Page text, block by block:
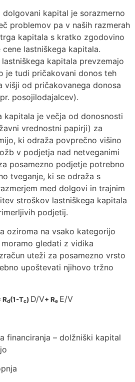
kapital je sorazmerno
problemov pa v naših razmerah
kapitala s kratko zgodovino
lastniškega kapitala.
kapitala prevzemajo
je tudi pričakovani donos teh
višji od pričakovanega donosa
posojilodajalcev).
kapitala je večja od donosnosti
vrednostni papirji) za
ki odraža povprečno višino
v podjetja nad netveganimi
posamezno podjetje potrebno
tveganje, ki se odraža s
med dolgovi in trajnim
stroškov lastniškega kapitala
podjetij.
oziroma na vsako kategorijo
gledati z vidika
uteži za posamezno vrsto
upoštevati njihovo tržno
Rd(1-Tc) D/V+ Re E/V
financiranja – dolžniški kapital